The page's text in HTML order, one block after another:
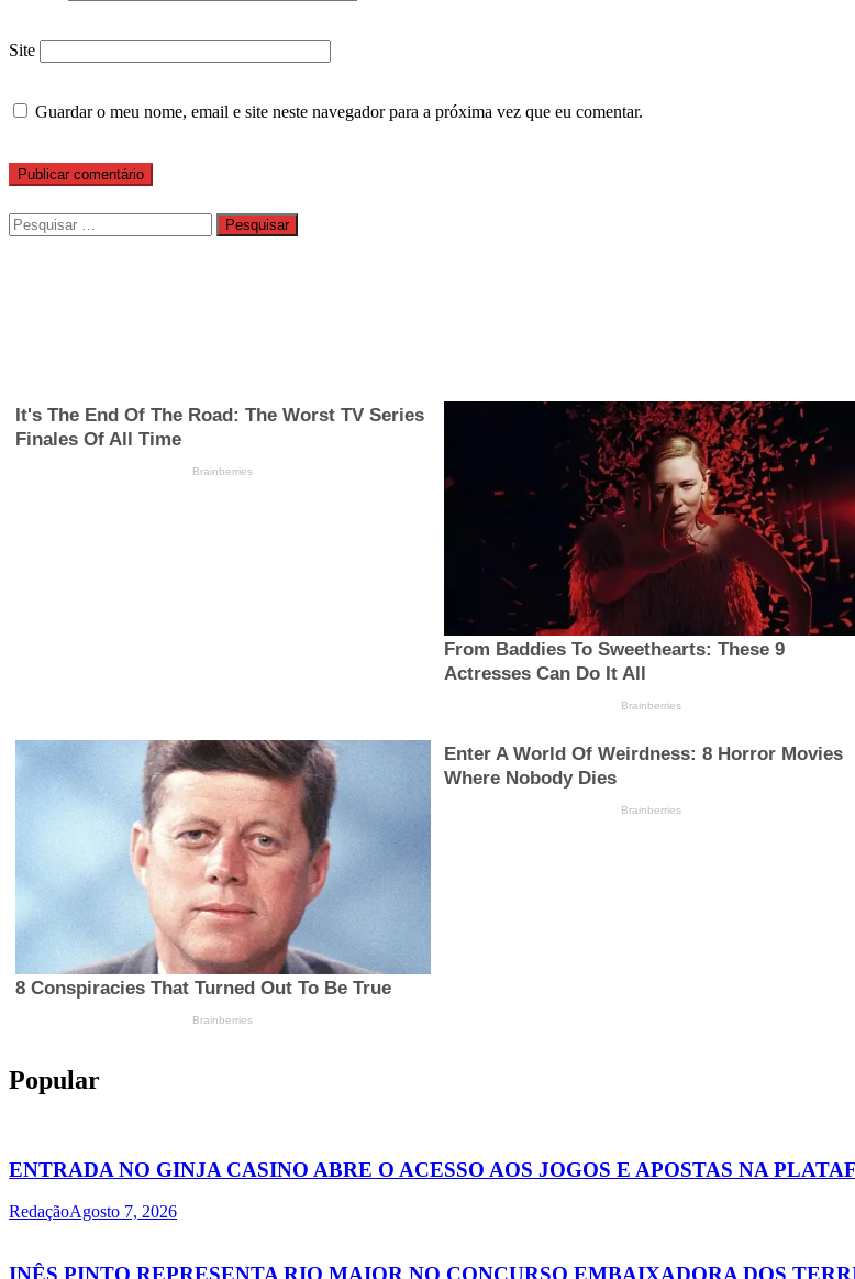
Site
Guardar o meu nome, email e site neste navegador para a próxima vez que eu comentar.
Pesquisar
por:
Popular
ENTRADA NO GINJA CASINO ABRE O ACESSO AOS JOGOS E APOSTAS NA
RedaçãoAgosto 7, 2026
INÊS PINTO REPRESENTA RIO MAIOR NO CONCURSO EMBAIXADORA DOS